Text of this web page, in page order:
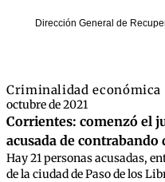
Dirección General de
Criminalidad económica
octubre de 2021
Corrientes: comenzó el
acusada de contrabando
Hay 21 personas acusadas,
de la ciudad de Paso de los